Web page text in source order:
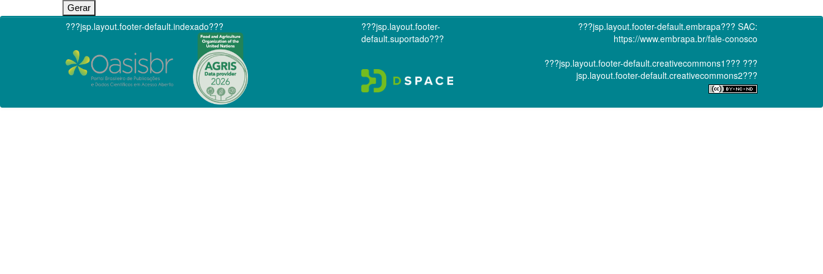
???jsp.layout.footer-default.indexado???
???jsp.layout.footer-
default.suportado???
???jsp.layout.footer-default.embrapa??? SAC:
https://www.embrapa.br/fale-conosco
???jsp.layout.footer-default.creativecommons1??? ???
jsp.layout.footer-default.creativecommons2???